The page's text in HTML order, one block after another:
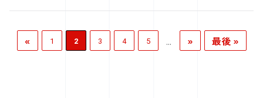
余暇が長い都道府県らしいです。 多趣味の人が多く、 農業をする
人、バンドを組む人、何かの習い事をする人。 自分もいろいろな事に
チャレンジしていきたいですね！！
で死んでしまう人がいるのです。 そもそも借金とは良いものなのでし
ょうか？ 経済学的に考えると基本的に借金というのは全て悪い借金に
なります。 この場合の借金とは会社の経営や投資のためではなく、普
« 1 2 3 4 5 ... » 最後 »